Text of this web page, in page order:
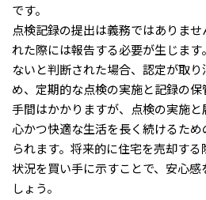
です。
点検記録の提出は義務ではありま
れた際には報告する必要が生じま
ないと判断された場合、認定が取
め、定期的な点検の実施と記録の保
手間はかかりますが、点検の実施
心かつ快適な生活を長く続けるた
られます。将来的に住宅を売却す
状況を買い手に示すことで、安心
しょう。